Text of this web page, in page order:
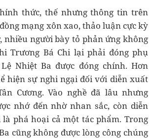
thức, thế nhưng thông tin trên
mạng xôn xao, thảo luận cực kỳ
nhiều người bày tỏ phản ứng không
Trương Bá Chi lại phải đóng phụ
Nhiệt Ba được đóng chính. Hơn
hiện sự nghi ngại đối với diễn xuất
Cương. Vào nghề đã lâu nhưng
nhớ đến nhờ nhan sắc, còn diễn
phá hoại cả một tác phẩm. Trong
cũng không được lòng công chúng